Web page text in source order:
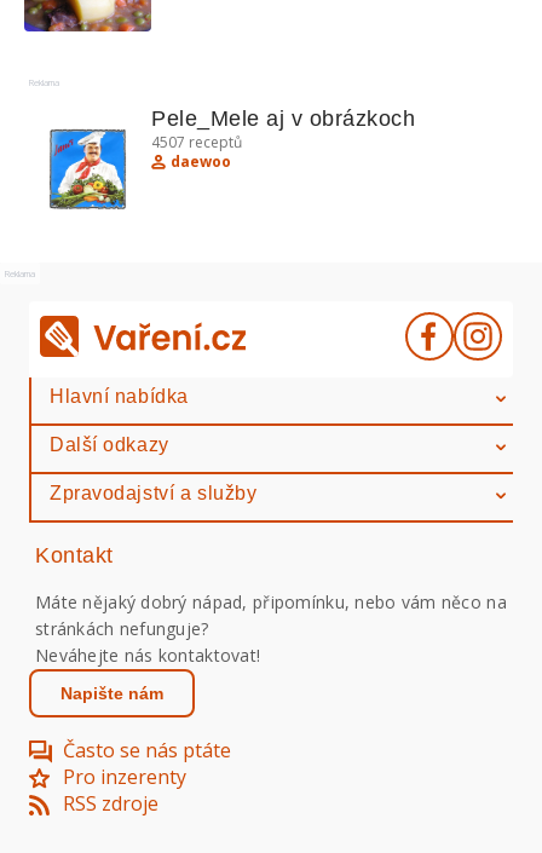
Reklama
Pele_Mele aj v obrázkoch
4507 receptů
daewoo
Reklama
Hlavní nabídka
Další odkazy
Zpravodajství a služby
Kontakt
Máte nějaký dobrý nápad, připomínku, nebo vám něco na
stránkách nefunguje?
Neváhejte nás kontaktovat!
Napište nám
Často se nás ptáte
Pro inzerenty
RSS zdroje